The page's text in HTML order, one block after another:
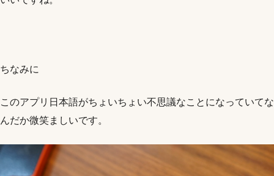
ちなみに
このアプリ日本語がちょいちょい不思議なことになっていてな
んだか微笑ましいです。